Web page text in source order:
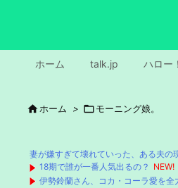
ホーム talk.jp ハロー
 ホーム > モーニング娘。
妻が嫌すぎて壊れていった、ある夫の
18期で誰が一番人気出るの？ NEW!
伊勢鈴蘭さん、コカ・コーラ愛を全